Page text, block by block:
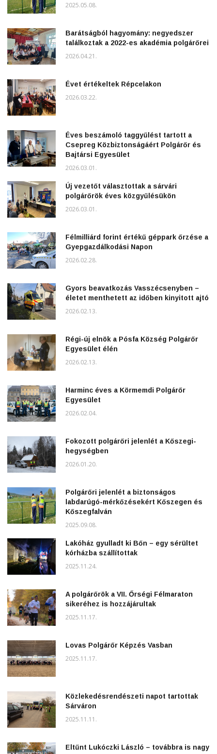
2025.05.08.
Barátságból hagyomány: negyedszer
találkoztak a 2022-es akadémia polgárőrei
2026.04.21.
Évet értékeltek Répcelakon
2026.03.22.
Éves beszámoló taggyűlést tartott a
Csepreg Közbiztonságáért Polgárőr és
Bajtársi Egyesület
2026.03.01.
Új vezetőt választottak a sárvári
polgárőrök éves közgyűlésükön
2026.03.01.
Félmilliárd forint értékű géppark őrzése a
Gyepgazdálkodási Napon
2026.02.28.
Gyors beavatkozás Vasszécsenyben –
életet menthetett az időben kinyitott ajtó
2026.02.13.
Régi-új elnök a Pósfa Község Polgárőr
Egyesület élén
2026.02.13.
Harminc éves a Körmemdi Polgárőr
Egyesület
2026.02.04.
Fokozott polgárőri jelenlét a Kőszegi-
hegységben
2026.01.20.
Polgárőri jelenlét a biztonságos
labdarúgó-mérkőzésekért Kőszegen és
Kőszegfalván
2025.09.08.
Lakóház gyulladt ki Bőn – egy sérültet
kórházba szállítottak
2025.11.24.
A polgárőrök a VII. Őrségi Félmaraton
sikeréhez is hozzájárultak
2025.11.17.
Lovas Polgárőr Képzés Vasban
2025.11.17.
Közlekedésrendészeti napot tartottak
Sárváron
2025.11.11.
Eltűnt Lukóczki László – továbbra is nagy